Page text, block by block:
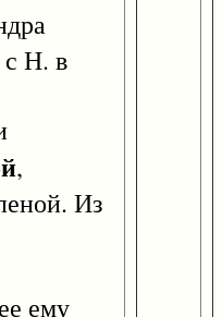
с Н. в
,
Из
ему